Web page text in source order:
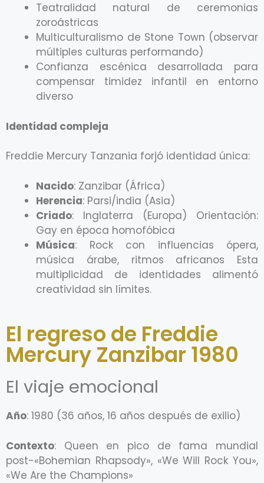
Teatralidad natural de ceremonias
zoroástricas
Multiculturalismo de Stone Town (observar
múltiples culturas performando)
Confianza escénica desarrollada para
compensar timidez infantil en entorno
diverso
Identidad compleja
Freddie Mercury Tanzania forjó identidad única:
Nacido: Zanzibar (África)
Herencia: Parsi/india (Asia)
Criado: Inglaterra (Europa) Orientación:
Gay en época homofóbica
Música: Rock con influencias ópera,
música árabe, ritmos africanos Esta
multiplicidad de identidades alimentó
creatividad sin límites.
El regreso de Freddie
Mercury Zanzibar 1980
El viaje emocional
Año: 1980 (36 años, 16 años después de exilio)
Contexto: Queen en pico de fama mundial
post-«Bohemian Rhapsody», «We Will Rock You»,
«We Are the Champions»